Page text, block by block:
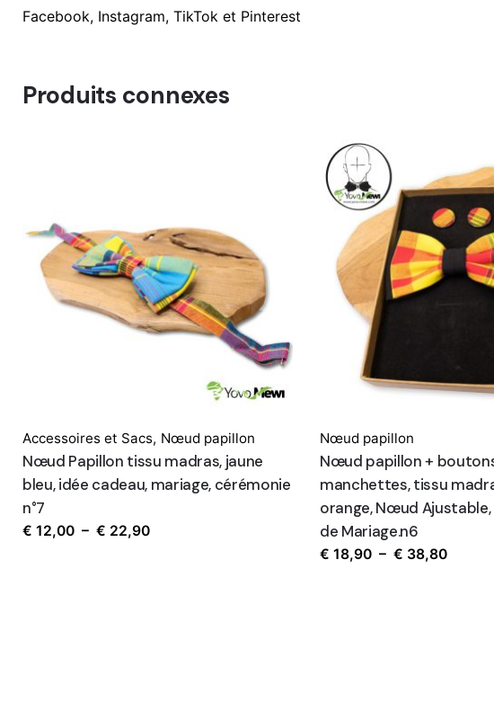
Facebook, Instagram, TikTok et Pinterest
Produits connexes
Accessoires et Sacs, Nœud papillon
Nœud Papillon tissu madras, jaune
bleu, idée cadeau, mariage, cérémonie
n°7
€ 12,00 – € 22,90Plage
Nœud papillon
Nœud papillon +
manchettes, tissu
orange, Nœud
de Mariage.n6
€ 18,90 – € 38,80Plage